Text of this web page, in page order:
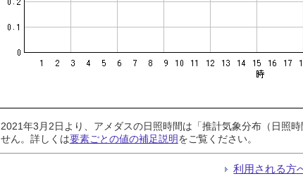
2021年3月2日より、アメダスの日照時間は「推計気象分布（日照
せん。詳しくは要素ごとの値の補足説明をご覧ください。
利用される方